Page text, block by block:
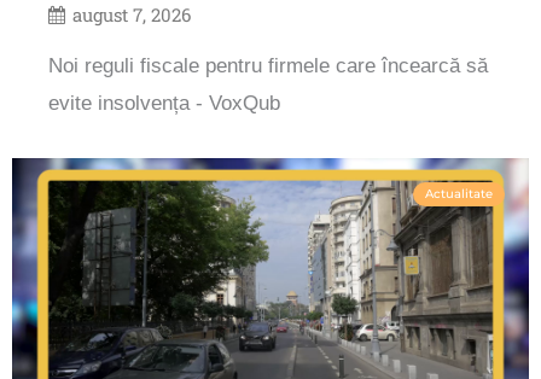
august 7, 2026
Noi reguli fiscale pentru firmele care încearcă să
evite insolvența - VoxQub
Actualitate